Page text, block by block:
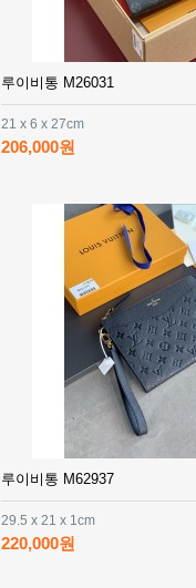
루이비통 M26031
21 x 6 x 27cm
206,000원
루이비통 M62937
29.5 x 21 x 1cm
220,000원